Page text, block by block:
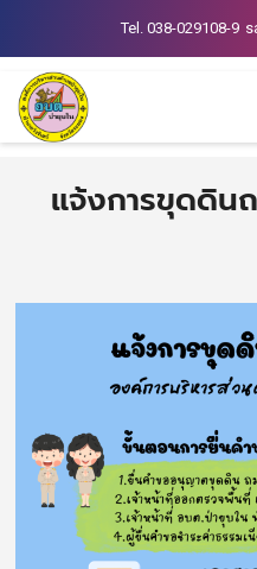
Tel. 038-029108-9
แจ้งการขุดดิน